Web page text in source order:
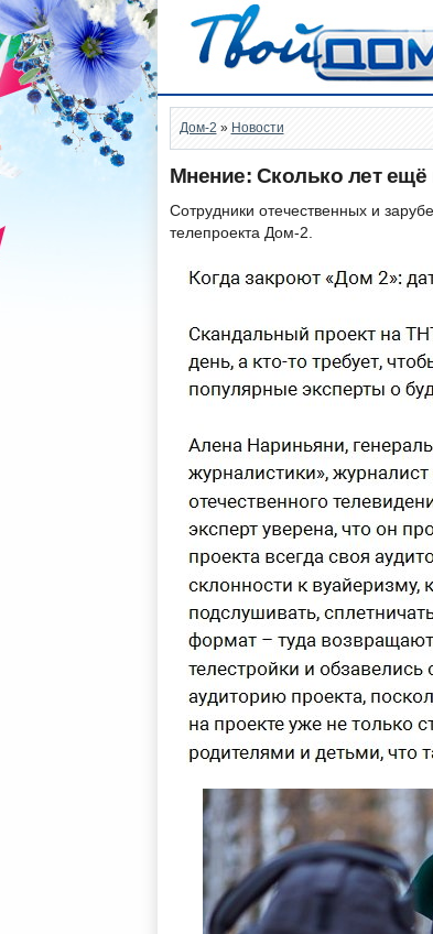
Дом-2 » Новости
Мнение: Сколько лет
Сотрудники отечественных и
телепроекта Дом-2.